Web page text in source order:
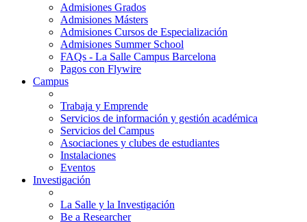
Admisiones Grados
Admisiones Másters
Admisiones Cursos de Especialización
Admisiones Summer School
FAQs - La Salle Campus Barcelona
Pagos con Flywire
Campus
Trabaja y Emprende
Servicios de información y gestión académica
Servicios del Campus
Asociaciones y clubes de estudiantes
Instalaciones
Eventos
Investigación
La Salle y la Investigación
Be a Researcher